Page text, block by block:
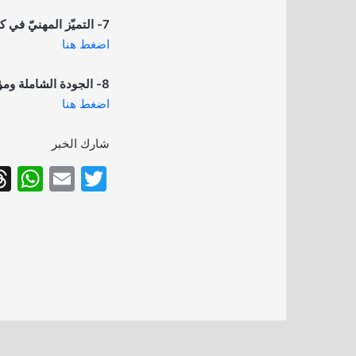
7- التميّز المهنيّ في كتابة التقرير الإداري:
اضغط هنا
8- الجودة الشاملة ومؤشرات الأداء المؤسسي:
اضغط هنا
شارك الخبر
T
E
W